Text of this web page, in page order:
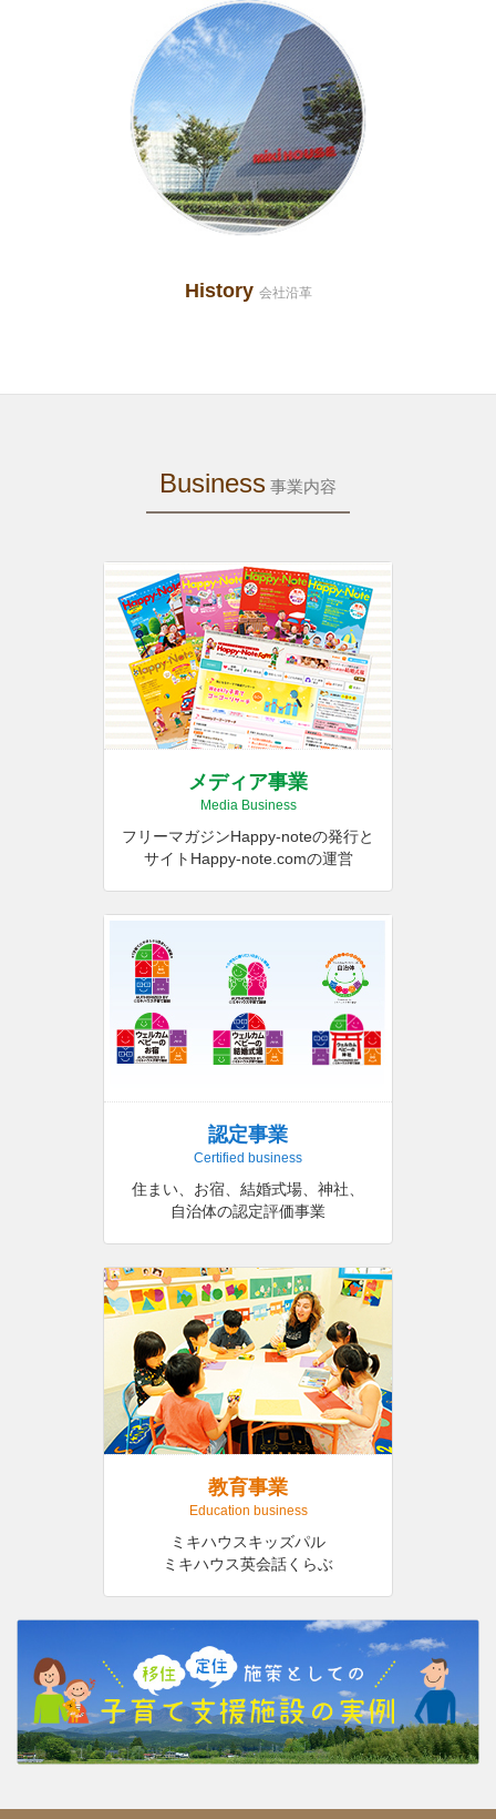
History 会社沿革
Business 事業内容
メディア事業
Media Business
フリーマガジンHappy-noteの発行と
サイトHappy-note.comの運営
認定事業
Certified business
住まい、お宿、結婚式場、神社、
自治体の認定評価事業
教育事業
Education business
ミキハウスキッズパル
ミキハウス英会話くらぶ